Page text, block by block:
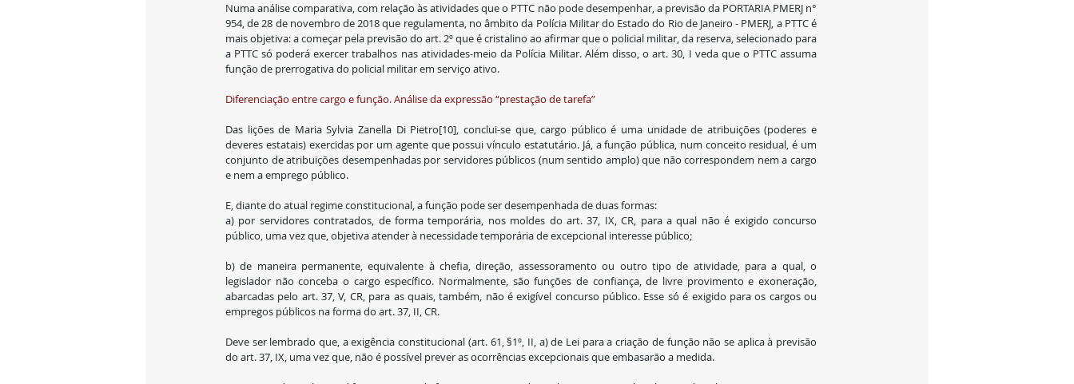
Numa análise comparativa, com relação às atividades que o PTTC não pode desempenhar, a previsão da PORTARIA PMERJ n°
954, de 28 de novembro de 2018 que regulamenta, no âmbito da Polícia Militar do Estado do Rio de Janeiro - PMERJ, a PTTC é
mais objetiva: a começar pela previsão do art. 2º que é cristalino ao afirmar que o policial militar, da reserva, selecionado para
a PTTC só poderá exercer trabalhos nas atividades-meio da Polícia Militar. Além disso, o art. 30, I veda que o PTTC assuma
função de prerrogativa do policial militar em serviço ativo.
Diferenciação entre cargo e função. Análise da expressão “prestação de tarefa”
Das lições de Maria Sylvia Zanella Di Pietro[10], conclui-se que, cargo público é uma unidade de atribuições (poderes e
deveres estatais) exercidas por um agente que possui vínculo estatutário. Já, a função pública, num conceito residual, é um
conjunto de atribuições desempenhadas por servidores públicos (num sentido amplo) que não correspondem nem a cargo
e nem a emprego público.
E, diante do atual regime constitucional, a função pode ser desempenhada de duas formas:
a) por servidores contratados, de forma temporária, nos moldes do art. 37, IX, CR, para a qual não é exigido concurso
público, uma vez que, objetiva atender à necessidade temporária de excepcional interesse público;
b) de maneira permanente, equivalente à chefia, direção, assessoramento ou outro tipo de atividade, para a qual, o
legislador não conceba o cargo específico. Normalmente, são funções de confiança, de livre provimento e exoneração,
abarcadas pelo art. 37, V, CR, para as quais, também, não é exigível concurso público. Esse só é exigido para os cargos ou
empregos públicos na forma do art. 37, II, CR.
Deve ser lembrado que, a exigência constitucional (art. 61, §1º, II, a) de Lei para a criação de função não se aplica à previsão
do art. 37, IX, uma vez que, não é possível prever as ocorrências excepcionais que embasarão a medida.